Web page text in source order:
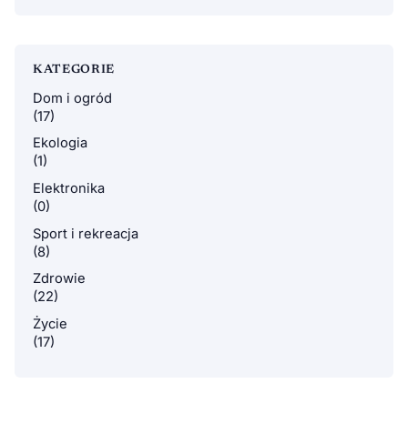
KATEGORIE
Dom i ogród
(17)
Ekologia
(1)
Elektronika
(0)
Sport i rekreacja
(8)
Zdrowie
(22)
Życie
(17)